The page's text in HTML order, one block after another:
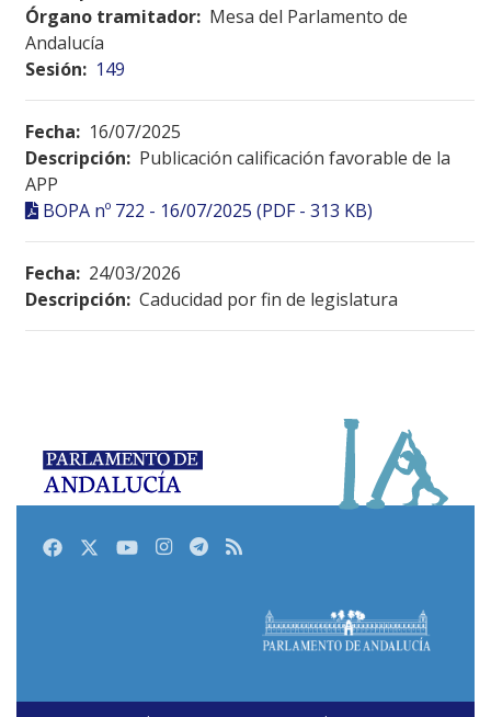
Órgano tramitador: Mesa del Parlamento de
Andalucía
Sesión: 149
Fecha: 16/07/2025
Descripción: Publicación calificación favorable de la
APP
BOPA nº 722 - 16/07/2025 (PDF - 313 KB)
Fecha: 24/03/2026
Descripción: Caducidad por fin de legislatura
FacebookTwitterYoutubeInstagram
Telegram
RSS